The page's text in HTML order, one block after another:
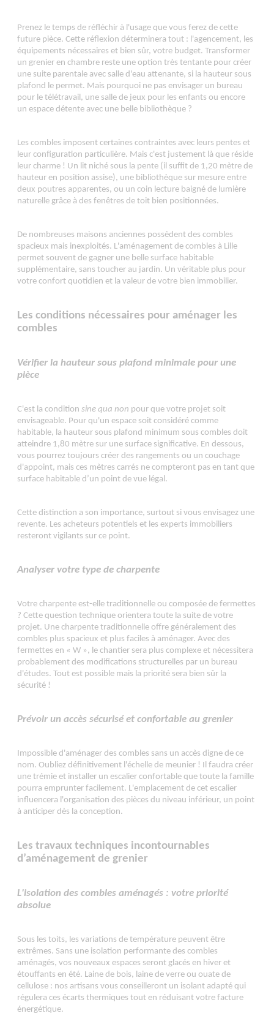
Prenez le temps de réfléchir à l'usage que vous ferez de cette
future pièce. Cette réflexion déterminera tout : l'agencement, les
équipements nécessaires et bien sûr, votre budget.Transformer
un grenier en chambre reste une option très tentante pour créer
une suite parentale avec salle d'eau attenante, si la hauteur sous
plafond le permet. Mais pourquoi ne pas envisager un bureau
pour le télétravail, une salle de jeux pour les enfants ou encore
un espace détente avec une belle bibliothèque ?
Les combles imposent certaines contraintes avec leurs pentes et
leur configuration particulière. Mais c'est justement là que réside
leur charme ! Un lit niché sous la pente (il suffit de 1,20 mètre de
hauteur en position assise), une bibliothèque sur mesure entre
deux poutres apparentes, ou un coin lecture baigné de lumière
naturelle grâce à des fenêtres de toit bien positionnées.
De nombreuses maisons anciennes possèdent des combles
spacieux mais inexploités. L'aménagement de combles à Lille
permet souvent de gagner une belle surface habitable
supplémentaire, sans toucher au jardin. Un véritable plus pour
votre confort quotidien et la valeur de votre bien immobilier.
Les conditions nécessaires pour aménager les
combles
Vérifier la hauteur sous plafond minimale pour une
pièce
C'est la conditionsine qua non pour que votre projet soit
envisageable. Pour qu'un espace soit considéré comme
habitable, la hauteur sous plafond minimum sous combles doit
atteindre 1,80 mètre sur une surface significative. En dessous,
vous pourrez toujours créer des rangements ou un couchage
d'appoint, mais ces mètres carrés ne compteront pas en tant que
surface habitable d’un point de vue légal.
Cette distinction a son importance, surtout si vous envisagez une
revente. Les acheteurs potentiels et les experts immobiliers
resteront vigilants sur ce point.
Analyser votre type de charpente
Votre charpente est-elle traditionnelle ou composée de fermettes
? Cette question technique orientera toute la suite de votre
projet. Une charpente traditionnelle offre généralement des
combles plus spacieux et plus faciles à aménager. Avec des
fermettes en « W », le chantier sera plus complexe et nécessitera
probablement des modifications structurelles par un bureau
d'études. Tout est possible mais la priorité sera bien sûr la
sécurité !
Prévoir un accès sécurisé et confortable au grenier
Impossible d'aménager des combles sans un accès digne de ce
nom. Oubliez définitivement l'échelle de meunier ! Il faudra créer
une trémie et installer un escalier confortable que toute la famille
pourra emprunter facilement. L'emplacement de cet escalier
influencera l'organisation des pièces du niveau inférieur, un point
à anticiper dès la conception.
Les travaux techniques incontournables
d’aménagement de grenier
L'isolation des combles aménagés : votre priorité
absolue
Sous les toits, les variations de température peuvent être
extrêmes. Sans une isolation performante des combles
aménagés, vos nouveaux espaces seront glacés en hiver et
étouffants en été. Laine de bois, laine de verre ou ouate de
cellulose : nos artisans vous conseilleront un isolant adapté qui
régulera ces écarts thermiques tout en réduisant votre facture
énergétique.